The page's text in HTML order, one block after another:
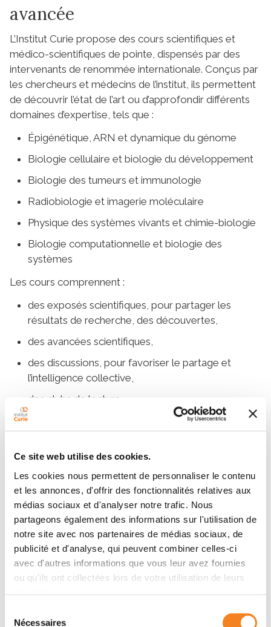
Ce site web utilise des cookies.
Les cookies nous permettent de personnaliser le contenu
et les annonces, d'offrir des fonctionnalités relatives aux
médias sociaux et d'analyser notre trafic. Nous
partageons également des informations sur l'utilisation de
notre site avec nos partenaires de médias sociaux, de
publicité et d'analyse, qui peuvent combiner celles-ci
avec d'autres informations que vous leur avez fournies
ou qu'ils ont collectées lors de votre utilisation de leurs
Nécessaires
avancée
L’Institut Curie propose des cours scientifiques et
médico-scientifiques de pointe, dispensés par des
intervenants de renommée internationale. Conçus par
les chercheurs et médecins de l’institut, ils permettent
de découvrir l’état de l’art ou d’approfondir différents
domaines d’expertise, tels que :
Épigénétique, ARN et dynamique du génome
Biologie cellulaire et biologie du développement
Biologie des tumeurs et immunologie
Radiobiologie et imagerie moléculaire
Physique des systèmes vivants et chimie-biologie
Biologie computationnelle et biologie des
systèmes
Les cours comprennent :
des exposés scientifiques, pour partager les
résultats de recherche, des découvertes,
des avancées scientifiques,
des discussions, pour favoriser le partage et
l’intelligence collective,
des clubs de lecture,
universités (Université Paris Cité, Sorbonne Université,
Université Paris-Saclay, Université PSL). Ils peuvent
être validés comme modules de Masters et
formations doctorales et donnent lieu à l’obtention de
crédits ECTS (European Credit Transfer and
Accumulation System).